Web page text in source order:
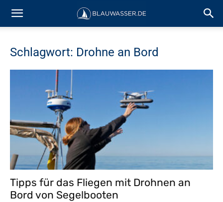
Schlagwort: Drohne an Bord
Tipps für das Fliegen mit Drohnen an
Bord von Segelbooten